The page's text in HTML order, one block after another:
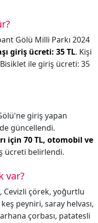
Gölü Milli Parkı 2024
giriş ücreti: 35 TL. Kişi
ile giriş ücreti: 35
giriş yapan
güncellendi.
için 70 TL, otomobil ve
ücreti belirlendi.
var?
Cevizli çörek, yoğurtlu
peyniri, saray helvası,
çorbası, patatesli